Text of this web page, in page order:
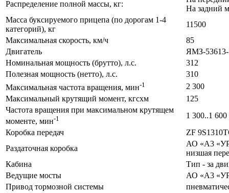
Распределение полной массы, кг:
На задний
Масса буксируемого прицепа (по дорогам 1-4
категорий), кг
11500
Максимальная скорость, км/ч
85
Двигатель
ЯМЗ-
Номинальная мощность (брутто), л.с.
312
Полезная мощность (нетто), л.с.
310
Максимальная частота вращения, мин-1
2 300
Максимальный крутящий момент, кгсхм
125
Частота вращения при максимальном крутящем
моменте, мин-1
1 300..1 600
Коробка передач
ZF
Раздаточная коробка
АО «A3
низшая
Кабина
Тип - за
Ведущие мосты
АО «A3
Привод тормозной системы